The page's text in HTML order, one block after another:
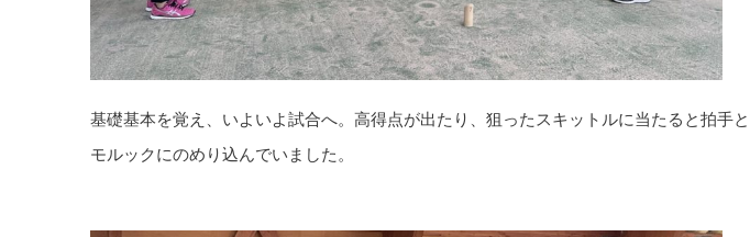
基礎基本を覚え、いよいよ試合へ。高得点が出たり、狙ったスキットルに当たると拍
モルックにのめり込んでいました。